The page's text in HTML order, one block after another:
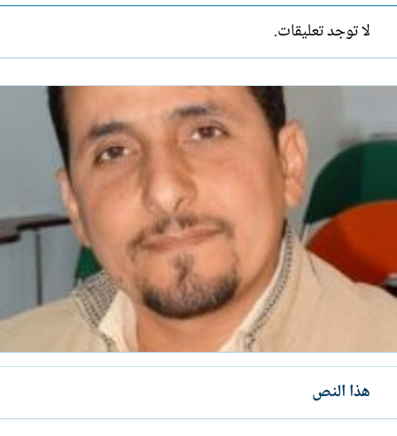
لا توجد تعليقات.
هذا النص